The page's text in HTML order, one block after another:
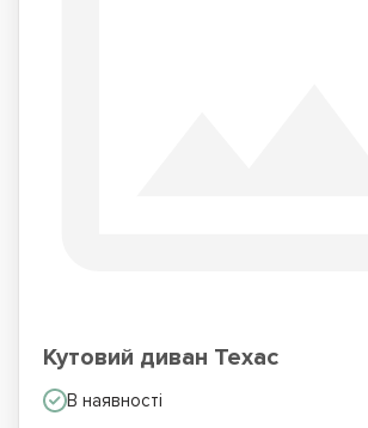
Кутовий диван Техас
В наявності